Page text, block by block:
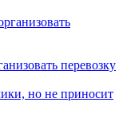
перевозку